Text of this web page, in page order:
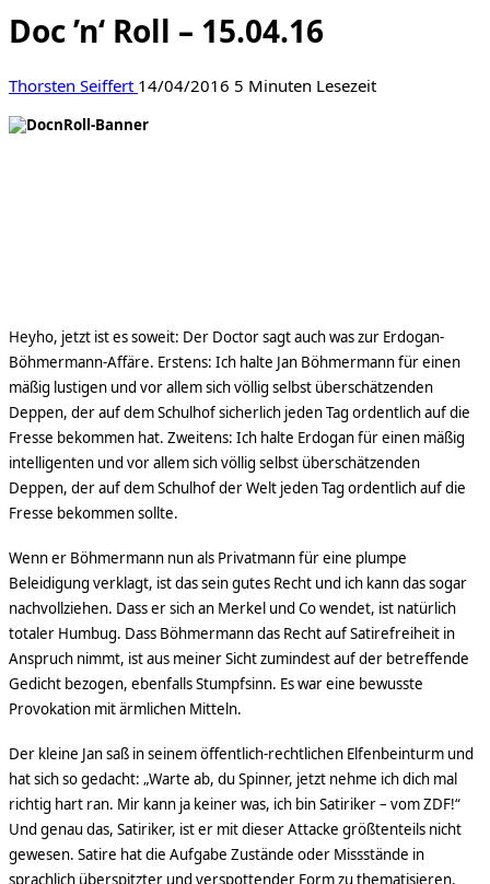
Doc ’n‘ Roll – 15.04.16
Thorsten Seiffert 14/04/2016 5 Minuten Lesezeit
Heyho, jetzt ist es soweit: Der Doctor sagt auch was zur Erdogan-
Böhmermann-Affäre. Erstens: Ich halte Jan Böhmermann für einen
mäßig lustigen und vor allem sich völlig selbst überschätzenden
Deppen, der auf dem Schulhof sicherlich jeden Tag ordentlich auf die
Fresse bekommen hat. Zweitens: Ich halte Erdogan für einen mäßig
intelligenten und vor allem sich völlig selbst überschätzenden
Deppen, der auf dem Schulhof der Welt jeden Tag ordentlich auf die
Fresse bekommen sollte.
Wenn er Böhmermann nun als Privatmann für eine plumpe
Beleidigung verklagt, ist das sein gutes Recht und ich kann das sogar
nachvollziehen. Dass er sich an Merkel und Co wendet, ist natürlich
totaler Humbug. Dass Böhmermann das Recht auf Satirefreiheit in
Anspruch nimmt, ist aus meiner Sicht zumindest auf der betreffende
Gedicht bezogen, ebenfalls Stumpfsinn. Es war eine bewusste
Provokation mit ärmlichen Mitteln.
Der kleine Jan saß in seinem öffentlich-rechtlichen Elfenbeinturm und
hat sich so gedacht: „Warte ab, du Spinner, jetzt nehme ich dich mal
richtig hart ran. Mir kann ja keiner was, ich bin Satiriker – vom ZDF!“
Und genau das, Satiriker, ist er mit dieser Attacke größtenteils nicht
gewesen. Satire hat die Aufgabe Zustände oder Missstände in